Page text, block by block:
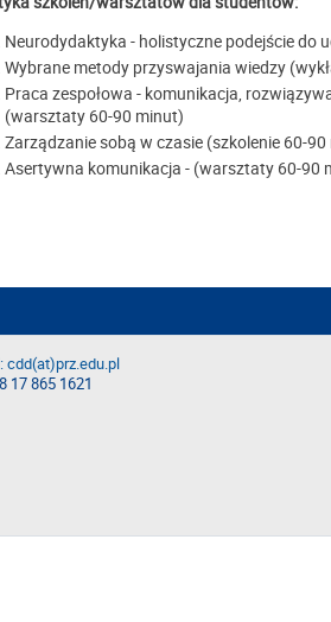
Neurodydaktyka - holistyczne podejście do
Wybrane metody przyswajania wiedzy
Praca zespołowa - komunikacja,
(warsztaty 60-90 minut)
Zarządzanie sobą w czasie (szkolenie 60-
Asertywna komunikacja - (warsztaty 60-90
cdd(at)prz.edu.pl
17 865 1621